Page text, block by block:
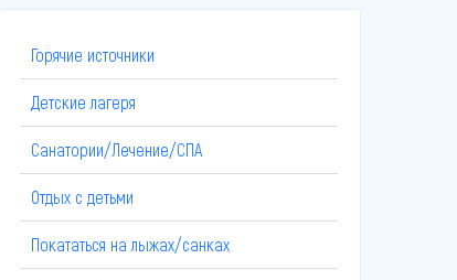
Горячие источники
Детские лагеря
Санатории/Лечение/СПА
Отдых с детьми
Покататься на лыжах/санках